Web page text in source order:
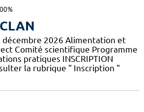
décembre 2026 Alimentation et
Comité scientifique Programme
pratiques ​INSCRIPTION
la rubrique " Inscription "